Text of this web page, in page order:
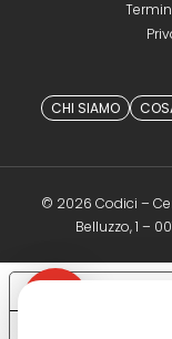
CHI SIAMO
© 2026 Codici –
Belluzzo, 1 –